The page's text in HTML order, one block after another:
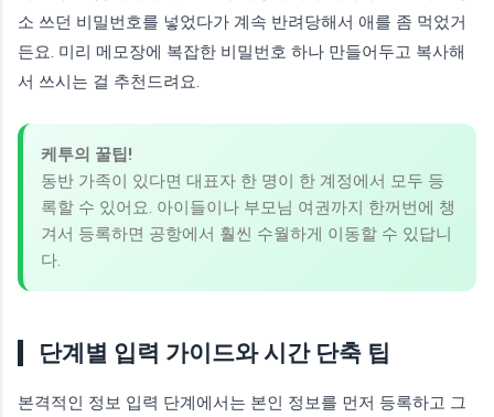
소 쓰던 비밀번호를 넣었다가 계속 반려당해서 애를 좀 먹었거
든요. 미리 메모장에 복잡한 비밀번호 하나 만들어두고 복사해
서 쓰시는 걸 추천드려요.
케투의 꿀팁!
동반 가족이 있다면 대표자 한 명이 한 계정에서 모두 등
록할 수 있어요. 아이들이나 부모님 여권까지 한꺼번에 챙
겨서 등록하면 공항에서 훨씬 수월하게 이동할 수 있답니
다.
단계별 입력 가이드와 시간 단축 팁
본격적인 정보 입력 단계에서는 본인 정보를 먼저 등록하고 그